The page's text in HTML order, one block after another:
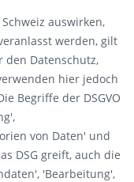
auswirken,
werden, gilt
den Datenschutz,
hier jedoch
Begriffe der DSGVO
von Daten' und
DSG greift, auch die
'Bearbeitung',